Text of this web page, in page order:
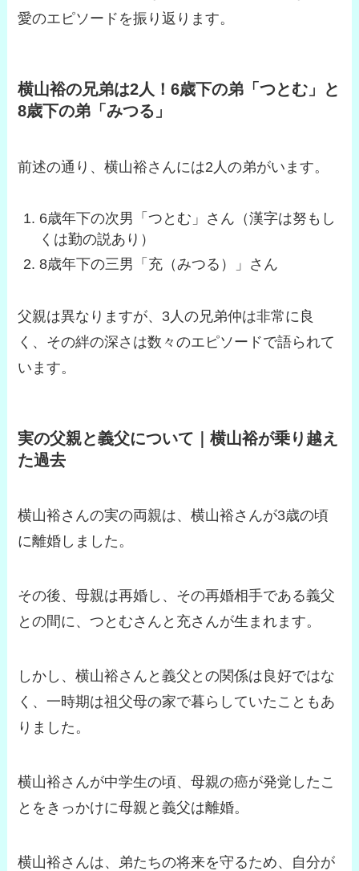
愛のエピソードを振り返ります。
横山裕の兄弟は2人！6歳下の弟「つとむ」と
8歳下の弟「みつる」
前述の通り、横山裕さんには2人の弟がいます。
6歳年下の次男「つとむ」さん（漢字は努もし
くは勤の説あり）
8歳年下の三男「充（みつる）」さん
父親は異なりますが、3人の兄弟仲は非常に良
く、その絆の深さは数々のエピソードで語られて
います。
実の父親と義父について｜横山裕が乗り越え
た過去
横山裕さんの実の両親は、横山裕さんが3歳の頃
に離婚しました。
その後、母親は再婚し、その再婚相手である義父
との間に、つとむさんと充さんが生まれます。
しかし、横山裕さんと義父との関係は良好ではな
く、一時期は祖父母の家で暮らしていたこともあ
りました。
横山裕さんが中学生の頃、母親の癌が発覚したこ
とをきっかけに母親と義父は離婚。
横山裕さんは、弟たちの将来を守るため、自分が